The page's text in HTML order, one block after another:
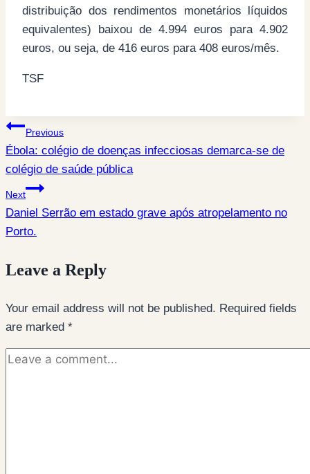
distribuição dos rendimentos monetários líquidos
equivalentes) baixou de 4.994 euros para 4.902
euros, ou seja, de 416 euros para 408 euros/mês.
TSF
Post
navigation
Previous
Ébola: colégio de doenças infecciosas demarca-se de
colégio de saúde pública
Next
Daniel Serrão em estado grave após atropelamento no
Porto.
Leave a Reply
Your email address will not be published. Required fields
are marked *